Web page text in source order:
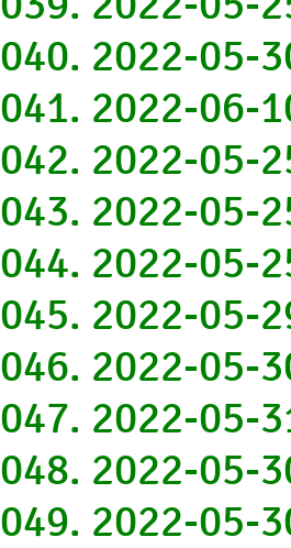
040. 2022-05-
041. 2022-06-
042. 2022-05-
043. 2022-05-
044. 2022-05-
045. 2022-05-
046. 2022-05-
047. 2022-05-
048. 2022-05-
049. 2022-05-